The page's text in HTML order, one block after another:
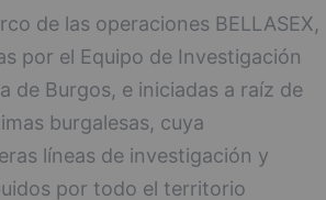
de las operaciones BELLASEX,
por el Equipo de Investigación
de Burgos, e iniciadas a raíz de
burgalesas, cuya
líneas de investigación y
por todo el territorio